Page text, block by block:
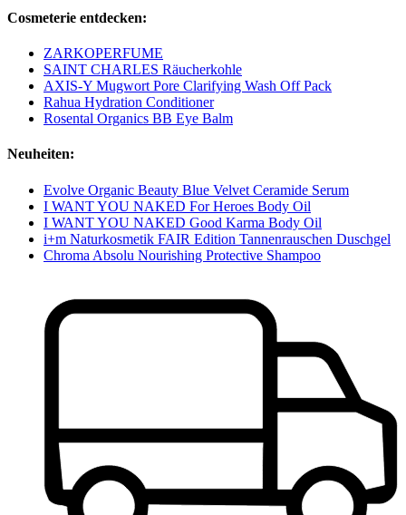
Cosmeterie entdecken:
ZARKOPERFUME
SAINT CHARLES Räucherkohle
AXIS-Y Mugwort Pore Clarifying Wash Off Pack
Rahua Hydration Conditioner
Rosental Organics BB Eye Balm
Neuheiten:
Evolve Organic Beauty Blue Velvet Ceramide Serum
I WANT YOU NAKED For Heroes Body Oil
I WANT YOU NAKED Good Karma Body Oil
i+m Naturkosmetik FAIR Edition Tannenrauschen Duschgel
Chroma Absolu Nourishing Protective Shampoo